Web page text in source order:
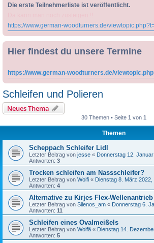
Die erste Teilnehmerliste ist veröffentlicht.
https://www.german-woodturners.de/
Hier findest du unsere Termine
https://www.german-woodturners.de/
Schleifen und Polieren
Neues Thema
30 Themen • Seite 1 von 1
Themen
Scheppach Schleifer Lidl
Letzter Beitrag von jesse « Donnerstag 12.
Antworten: 3
Trocken schleifen am Nassschleifer?
Letzter Beitrag von Woifi « Dienstag 8. März 2022,
Antworten: 4
Alternative zu Kirjes Flex-Wellenantrieb
Letzter Beitrag von Silenos_am « Donnerstag 6.
Antworten: 11
Schleifen eines Ovalmeißels
Letzter Beitrag von Woifä « Dienstag 14.
Antworten: 5